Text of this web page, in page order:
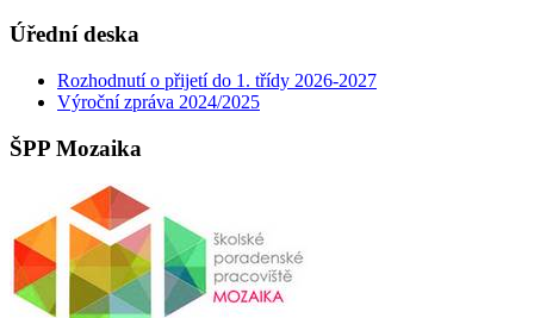
Úřední deska
Rozhodnutí o přijetí do 1. třídy 2026-2027
Výroční zpráva 2024/2025
ŠPP Mozaika